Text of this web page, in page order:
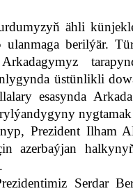
ähli
ulanmaga berilýär.
üstünlikli
esasynda
nygtamak
Prezident
azerbaýjan
Serdar